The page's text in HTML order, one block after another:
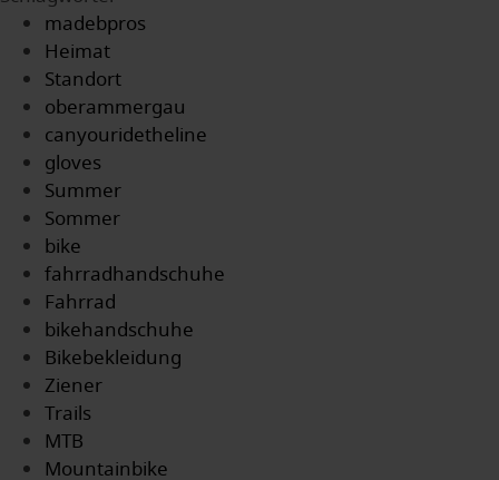
madebpros
Heimat
Standort
oberammergau
canyouridetheline
gloves
Summer
Sommer
bike
fahrradhandschuhe
Fahrrad
bikehandschuhe
Bikebekleidung
Ziener
Trails
MTB
Mountainbike